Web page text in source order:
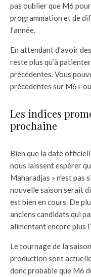
pas oublier que M6
programmation et de
l’année.
En attendant d’avoir
reste plus qu’à
précédentes. Vous
précédentes sur M6+
Les indices
prochaine
Bien que la date
nous laissent espérer
Maharadjas » n’est pas
nouvelle saison serait
est bien en cours. De
anciens candidats qui
alimentant encore plus
Le tournage de la
production sont
donc probable que M6